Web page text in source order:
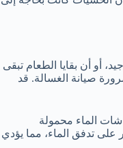
أو أن بقايا الطعام تبقى
صيانة الغسالة. قد
الماء محمولة
على تدفق الماء، مما يؤدي